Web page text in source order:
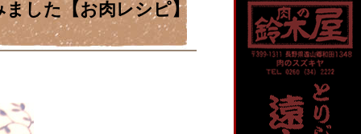
した【お肉レシピ】